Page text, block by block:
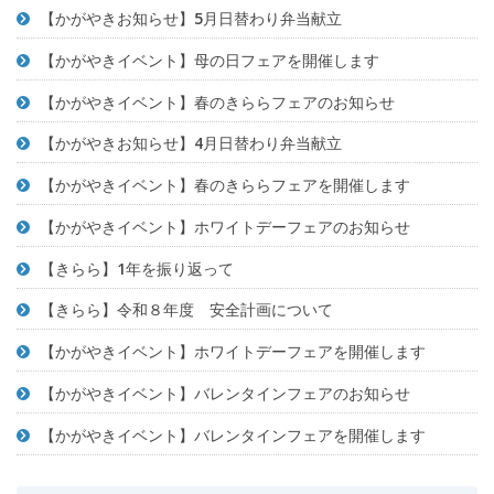
【かがやきお知らせ】5月日替わり弁当献立
【かがやきイベント】母の日フェアを開催します
【かがやきイベント】春のきららフェアのお知らせ
【かがやきお知らせ】4月日替わり弁当献立
【かがやきイベント】春のきららフェアを開催します
【かがやきイベント】ホワイトデーフェアのお知らせ
【きらら】1年を振り返って
【きらら】令和８年度 安全計画について
【かがやきイベント】ホワイトデーフェアを開催します
【かがやきイベント】バレンタインフェアのお知らせ
【かがやきイベント】バレンタインフェアを開催します